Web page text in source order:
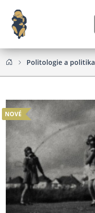
Politologie a politika
NOVÉ